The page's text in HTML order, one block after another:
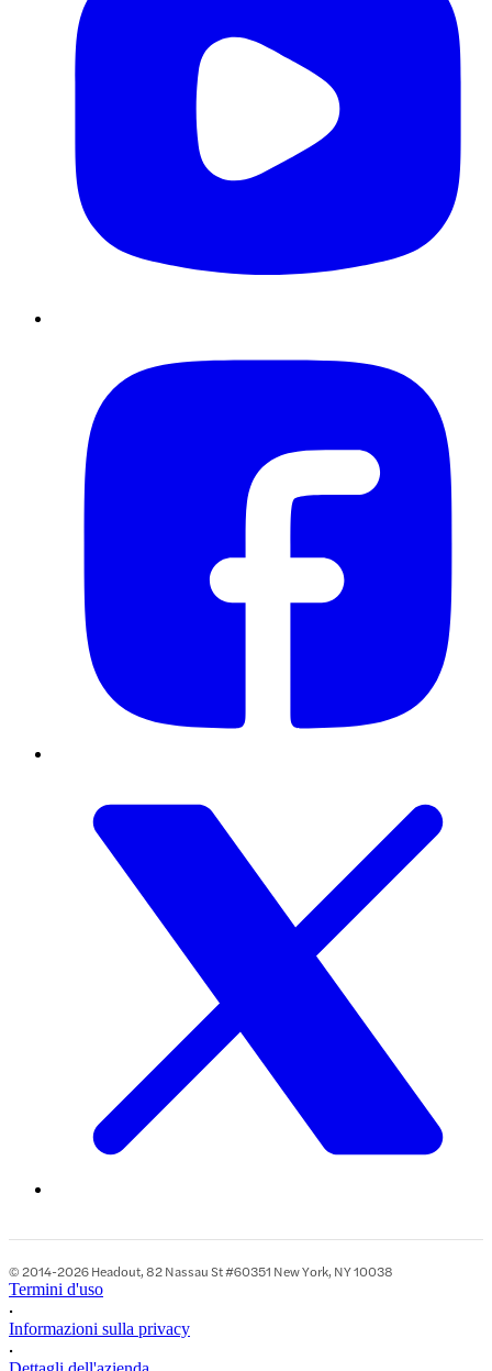
© 2014-2026 Headout, 82 Nassau St #60351 New York, NY 10038
Termini d'uso
•
Informazioni sulla privacy
•